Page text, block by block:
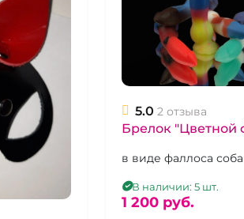
5.0 2 отзыва
Брелок "Цветной
в виде фаллоса
В наличии: 5 шт.
1 200 pуб.